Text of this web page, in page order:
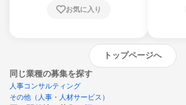
お気に入り
トップページへ
同じ業種の募集を探す
人事コンサルティング
その他（人事・人材サービス）